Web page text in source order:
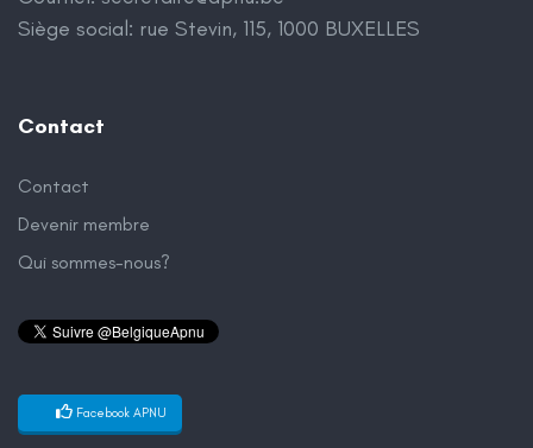
Siège social: rue Stevin, 115, 1000 BUXELLES
Contact
Contact
Devenir membre
Qui sommes-nous?
Facebook APNU